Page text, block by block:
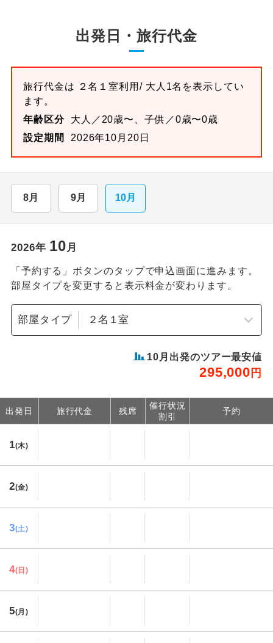
出発日・旅行代金
旅行代金は ２名１室利用/ 大人1名を表示してい
ます。
年齢区分
大人／20歳〜、子供／0歳〜0歳
設定期間
2026年10月20日
8月 9月 10月
2026年 10月
「予約する」ボタンのタップで申込画面に進みます。
部屋タイプを変更すると表示料金が変わります。
部屋タイプ
10 月出発のツアー最安値
295,000 円
出発日 旅行代金 残席
催行状況
割引
予約
1(木)
2(金)
3(土)
4(日)
5(月)